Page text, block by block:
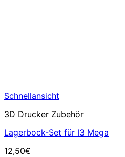
Schnellansicht
3D Drucker Zubehör
Lagerbock-Set für I3 Mega
12,50€